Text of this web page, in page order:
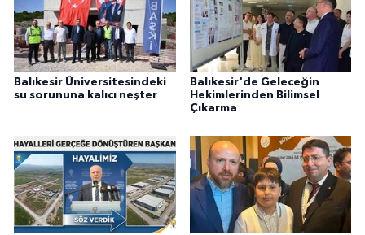
Balıkesir Üniversitesindeki
su sorununa kalıcı neşter
Balıkesir'de Geleceğin
Hekimlerinden Bilimsel
Çıkarma